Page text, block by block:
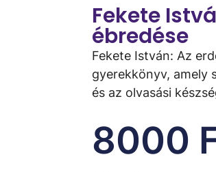
Fekete
ébredése
Fekete István: Az
gyerekkönyv, amely
és az olvasási
8000